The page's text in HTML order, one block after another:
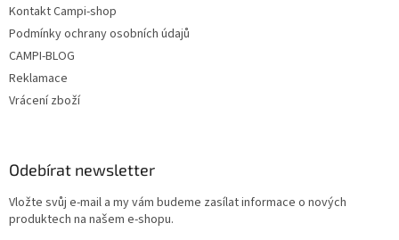
Kontakt Campi-shop
Podmínky ochrany osobních údajů
CAMPI-BLOG
Reklamace
Vrácení zboží
Odebírat newsletter
Vložte svůj e-mail a my vám budeme zasílat informace o nových
produktech na našem e-shopu.